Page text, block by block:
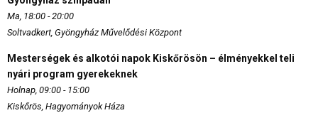
Ma, 18:00 - 20:00
Soltvadkert, Gyöngyház Művelődési Központ
Mesterségek és alkotói napok Kiskőrösön – élményekkel teli
nyári program gyerekeknek
Holnap, 09:00 - 15:00
Kiskőrös, Hagyományok Háza